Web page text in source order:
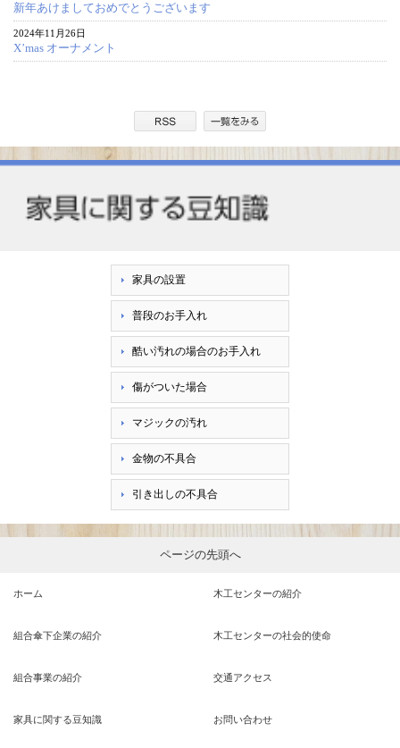
新年あけましておめでとうございます
2024年11月26日
X’mas オーナメント
家具の設置
普段のお手入れ
酷い汚れの場合のお手入れ
傷がついた場合
マジックの汚れ
金物の不具合
引き出しの不具合
ページの先頭へ
ホーム 木工センターの紹介
組合傘下企業の紹介 木工センターの社会的使命
組合事業の紹介 交通アクセス
家具に関する豆知識 お問い合わせ